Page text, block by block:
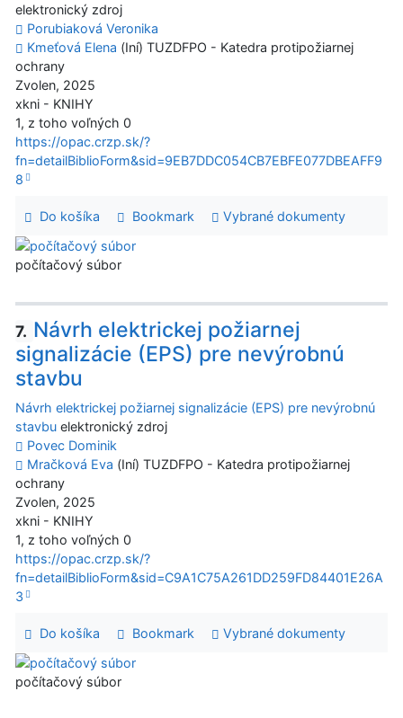
elektronický zdroj
Porubiaková Veronika
Kmeťová Elena (Iní) TUZDFPO - Katedra protipožiarnej
ochrany
Zvolen, 2025
xkni - KNIHY
1, z toho voľných 0
https://opac.crzp.sk/?
fn=detailBiblioForm&sid=9EB7DDC054CB7EBFE077DBEAFF9
8
Do košíka Bookmark Vybrané dokumenty
počítačový súbor
7. Návrh elektrickej požiarnej
signalizácie (EPS) pre nevýrobnú
stavbu
Návrh elektrickej požiarnej signalizácie (EPS) pre nevýrobnú
stavbu elektronický zdroj
Povec Dominik
Mračková Eva (Iní) TUZDFPO - Katedra protipožiarnej
ochrany
Zvolen, 2025
xkni - KNIHY
1, z toho voľných 0
https://opac.crzp.sk/?
fn=detailBiblioForm&sid=C9A1C75A261DD259FD84401E26A
3
Do košíka Bookmark Vybrané dokumenty
počítačový súbor